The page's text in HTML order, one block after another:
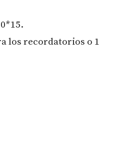
los recordatorios o 1